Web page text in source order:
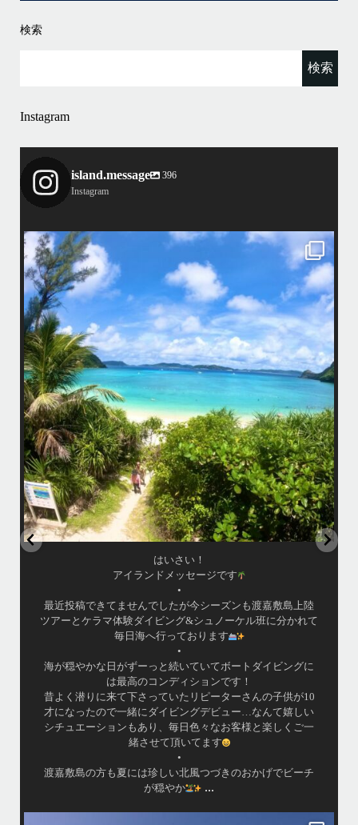
検索
Instagram
island.message
396
Instagram
island.message
はいさい！
アイランドメッセージです
•
最近投稿できてませんでしたが今シーズンも渡嘉敷島上陸ツアーとケラ
マ体験ダイビング&シュノーケル班に分かれて毎日海へ行っております
•
海が穏やかな日がずーっと続いていてボートダイビングには最高のコン
ディションです！
昔よく潜りに来て下さっていたリピーターさんの子供が10才になったの
で一緒にダイビングデビュー…なんて嬉しいシチュエーションもあり、
毎日色々なお客様と楽しくご一緒させて頂いてます
渡嘉敷島の方も夏には珍しい北風つづきのおかげでビーチが穏やか
...
8月 14
はいさい！
アイランドメッセージです
•
最近投稿できてませんでしたが今シーズンも渡嘉敷島上陸
ツアーとケラマ体験ダイビング&シュノーケル班に分かれて
毎日海へ行っております
•
海が穏やかな日がずーっと続いていてボートダイビングに
は最高のコンディションです！
昔よく潜りに来て下さっていたリピーターさんの子供が10
才になったので一緒にダイビングデビュー…なんて嬉しい
シチュエーションもあり、毎日色々なお客様と楽しくご一
緒させて頂いてます
•
渡嘉敷島の方も夏には珍しい北風つづきのおかげでビーチ
が穏やか
...